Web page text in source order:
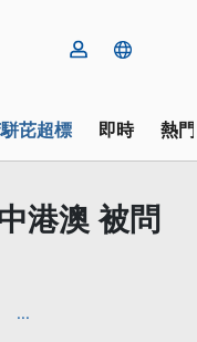
芘超標 即時 熱
港澳 被問
...